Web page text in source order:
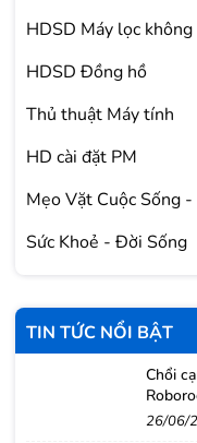
HDSD Máy lọc
HDSD Đồng hồ
Thủ thuật Máy tính
HD cài đặt PM
Mẹo Vặt Cuộc Sống -
Sức Khoẻ - Đời Sống
TIN TỨC NỔI BẬT
Chổi
26/06/